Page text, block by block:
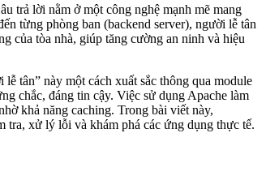
trả lời nằm ở một công nghệ mạnh mẽ mang
từng phòng ban (backend server), người lễ tân
của tòa nhà, giúp tăng cường an ninh và hiệu
tân” này một cách xuất sắc thông qua module
chắc, đáng tin cậy. Việc sử dụng Apache làm
khả năng caching. Trong bài viết này,
tra, xử lý lỗi và khám phá các ứng dụng thực tế.